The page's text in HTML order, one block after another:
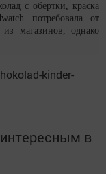
с обертки, краска
потребовала от
магазинов, однако
kinder-
в